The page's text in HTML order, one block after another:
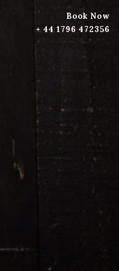
Book Now
+ 44 1796 472356